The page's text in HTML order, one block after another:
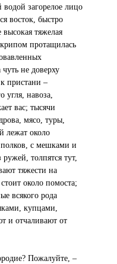
водой загорелое лицо
восток, быстро
высокая тяжелая
протащилась
не доверху
пристани –
угля, навоза,
вас; тысячи
мясо, туры,
лежат около
с мешками и
толпятся тут,
тяжести на
около помоста;
всякого рода
купцами,
и отчаливают от
Пожалуйте, –